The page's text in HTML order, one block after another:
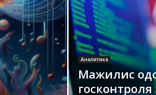
Аналитика
Мажилис